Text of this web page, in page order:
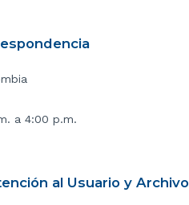
a 4:00 p.m.
al Usuario y Archivo